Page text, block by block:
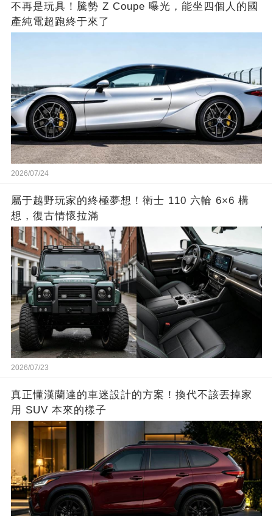
不再是玩具！騰勢 Z Coupe 曝光，能坐四個人的國
產純電超跑終于來了
2026/07/24
屬于越野玩家的終極夢想！衛士 110 六輪 6×6 構
想，復古情懷拉滿
2026/07/23
真正懂漢蘭達的車迷設計的方案！換代不該丟掉家
用 SUV 本來的樣子